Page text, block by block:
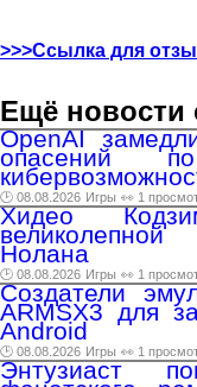
>>>Ссылка для
Ещё новости
OpenAI
опасений
🕑 08.08.2026 Игры 👀 1
Хидео
Нолана
🕑 08.08.2026 Игры 👀 1
Создатели
ARMSX3 для
Android
🕑 08.08.2026 Игры 👀 1
Энтузиаст